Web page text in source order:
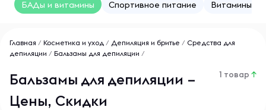
БАДы и витамины Спортивное питание Витамины
Главная / Косметика и уход / Депиляция и бритье / Средства для
депиляции / Бальзамы для депиляции /
Бальзамы для депиляции –
Цены, Скидки
1 товар ↑